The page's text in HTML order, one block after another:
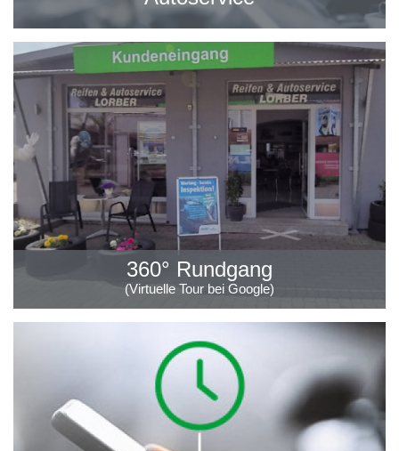
360° Rundgang
(Virtuelle Tour bei Google)